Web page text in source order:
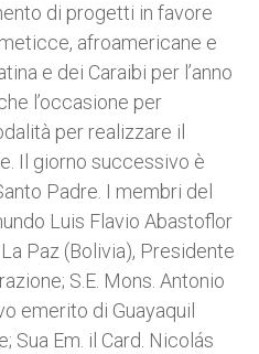
di progetti in favore
afroamericane e
e dei Caraibi per l’anno
l’occasione per
per realizzare il
Il giorno successivo è
Padre. I membri del
Luis Flavio Abastoflor
Paz (Bolivia), Presidente
S.E. Mons. Antonio
emerito di Guayaquil
Sua Em. il Card. Nicolás